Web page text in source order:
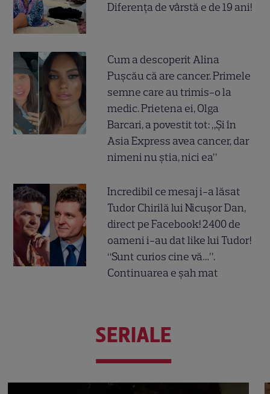
Diferența de vârstă e de 19 ani!
Cum a descoperit Alina
Pușcău că are cancer. Primele
semne care au trimis-o la
medic. Prietena ei, Olga
Barcari, a povestit tot: „Și în
Asia Express avea cancer, dar
nimeni nu știa, nici ea”
Incredibil ce mesaj i-a lăsat
Tudor Chirilă lui Nicușor Dan,
direct pe Facebook! 2400 de
oameni i-au dat like lui Tudor!
“Sunt curios cine vă…”.
Continuarea e șah mat
SERIALE